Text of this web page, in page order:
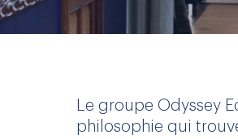
Le groupe Odyssey
philosophie qui